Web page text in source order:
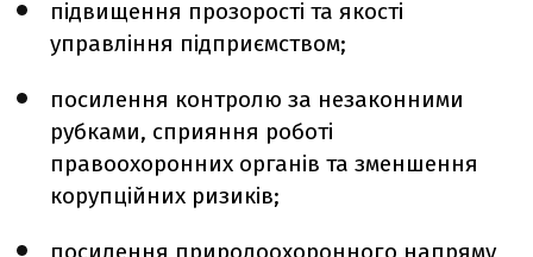
підвищення прозорості та якості
управління підприємством;
посилення контролю за незаконними
рубками, сприяння роботі
правоохоронних органів та зменшення
корупційних ризиків;